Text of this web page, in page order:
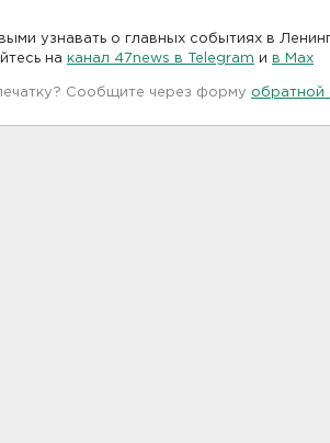
узнавать о главных событиях в
на канал 47news в Telegram и в Maх
Сообщите через форму обратной